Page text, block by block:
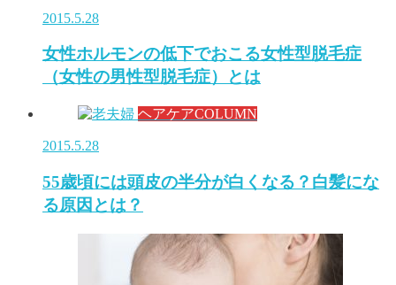
2015.5.28
女性ホルモンの低下でおこる女性型脱毛症
（女性の男性型脱毛症）とは
ヘアケアCOLUMN
2015.5.28
55歳頃には頭皮の半分が白くなる？白髪にな
る原因とは？